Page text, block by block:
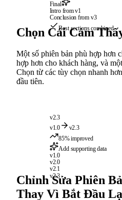
Final
Intro from v1
Conclusion from v3
Best sections combined
Chọn Cái Cảm
Một số phiên bản phù hợp hơn
hợp hơn cho khách hàng, và
Chọn từ các tùy chọn nhanh
đầu tiên.
v2.3
v1.0
v2.3
85% improved
Add supporting data
v1.0
v2.0
v2.1
v2.3
Chỉnh Sửa Phiên
Thay Vì Bắt Đầu